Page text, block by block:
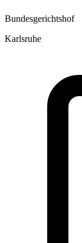
Bundesgerichtshof
Karlsruhe